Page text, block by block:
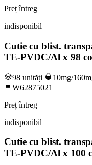
Preț întreg
indisponibil
Cutie cu blist.
TE-PVDC/Al x 98
98 unități 10mg/
W62875021
Preț întreg
indisponibil
Cutie cu blist.
TE-PVDC/Al x 100